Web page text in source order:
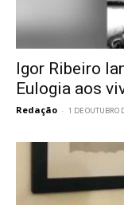
Igor Ribeiro
Eulogia aos
Redação - 1 DE OUTUBRO